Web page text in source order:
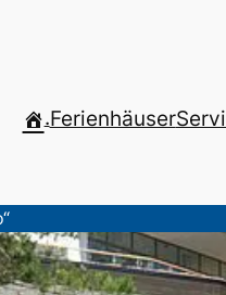
.Ferienhäuser